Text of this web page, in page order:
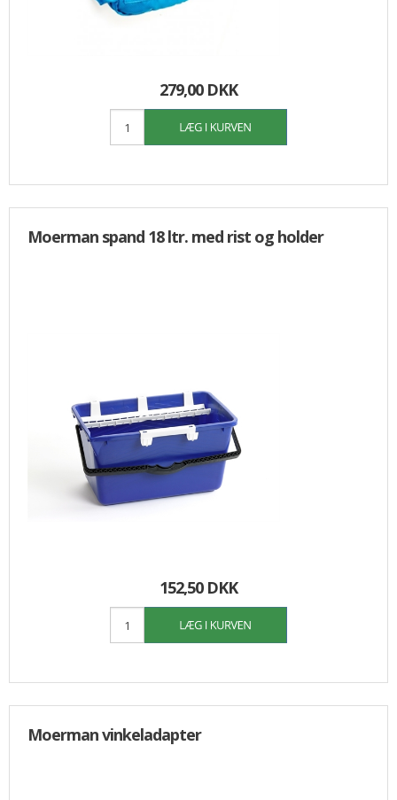
279,00 DKK
Moerman spand 18 ltr. med rist og holder
152,50 DKK
Moerman vinkeladapter